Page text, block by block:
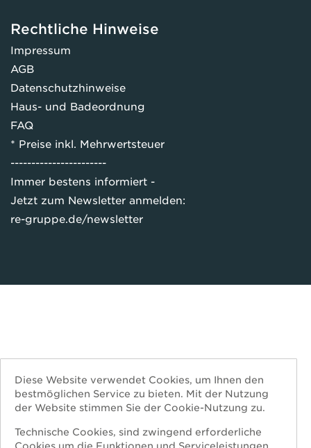
Rechtliche Hinweise
Impressum
AGB
Datenschutzhinweise
Haus- und Badeordnung
FAQ
* Preise inkl. Mehrwertsteuer
-----------------------
Immer bestens informiert -
Jetzt zum Newsletter anmelden:
re-gruppe.de/newsletter
Diese Website verwendet Cookies, um Ihnen den
bestmöglichen Service zu bieten. Mit der Nutzung
der Website stimmen Sie der Cookie-Nutzung zu.
Technische Cookies, sind zwingend erforderliche